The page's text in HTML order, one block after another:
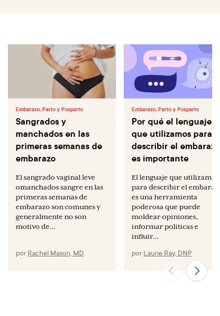
Embarazo, Parto y Posparto
Sangrados y
manchados en las
primeras semanas de
embarazo
El sangrado vaginal leve
omanchados sangre en las
primeras semanas de
embarazo son comunes y
generalmente no son
motivo de...
por Rachel Mason, MD
Embarazo, Parto y Posparto
Por qué el lenguaje
que utilizamos para
describir el embarazo
es importante
El lenguaje que utilizamos
para describir el
es una herramienta
poderosa que puede
moldear opiniones,
informar políticas e
influir...
por Laurie Ray, DNP